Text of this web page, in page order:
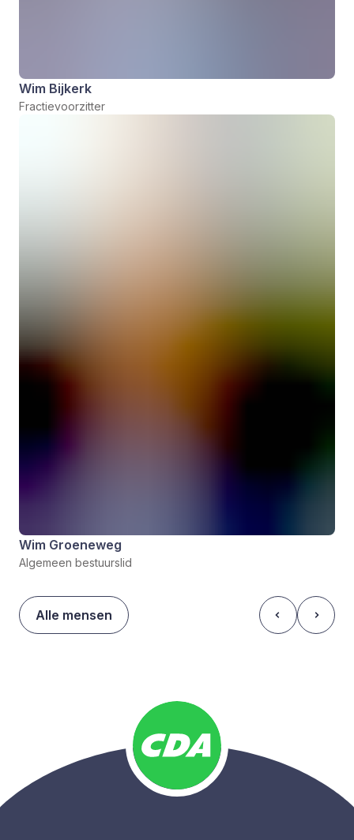
Wim Bijkerk
Fractievoorzitter
Wim Groeneweg
Algemeen bestuurslid
Alle mensen